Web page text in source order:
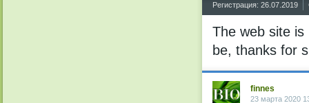
Регистрация: 26.07.2019
The web site
be, thanks for
finnes
23 марта 2020